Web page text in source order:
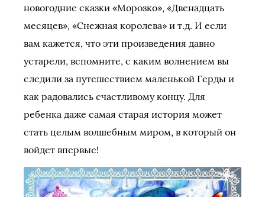
новогодние сказки «Морозко», «Двенадцать
месяцев», «Снежная королева» и т.д. И если
вам кажется, что эти произведения давно
устарели, вспомните, с каким волнением вы
следили за путешествием маленькой Герды и
как радовались счастливому концу. Для
ребенка даже самая старая история может
стать целым волшебным миром, в который он
войдет впервые!